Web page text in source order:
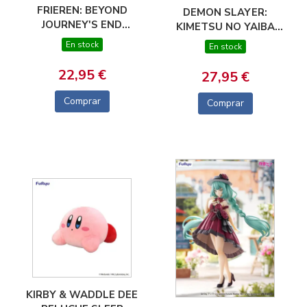
FRIEREN: BEYOND
JOURNEY'S END
ESTATUA PVC PM
PERCHING FRIEREN
POKING SOMETHING
10 CM
En stock
22,95 €
Comprar
DEMON SLAYER:
KIMETSU NO YAIBA
ESTATUA LUMINASTA
PVC SHINOBU KOCHO
18 CM
En stock
27,95 €
Comprar
KIRBY & WADDLE DEE